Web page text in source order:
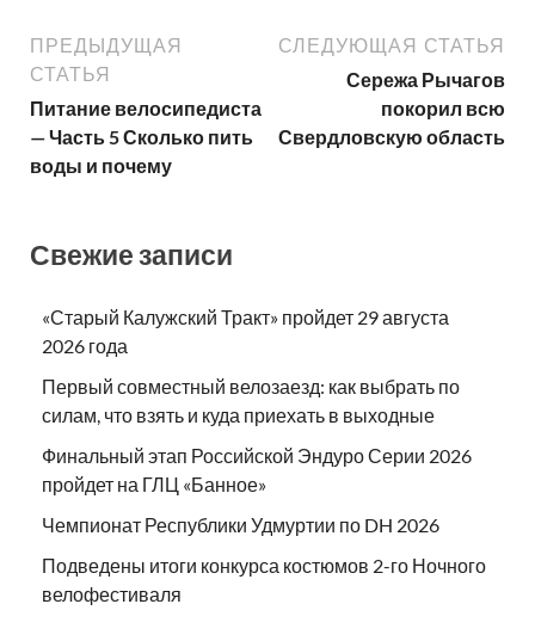
ПРЕДЫДУЩАЯ
СТАТЬЯ
Питание велосипедиста
— Часть 5 Сколько пить
воды и почему
СЛЕДУЮЩАЯ СТАТЬЯ
Сережа Рычагов
покорил всю
Свердловскую область
Свежие записи
«Старый Калужский Тракт» пройдет 29 августа
2026 года
Первый совместный велозаезд: как выбрать по
силам, что взять и куда приехать в выходные
Финальный этап Российской Эндуро Серии 2026
пройдет на ГЛЦ «Банное»
Чемпионат Республики Удмуртии по DH 2026
Подведены итоги конкурса костюмов 2-го Ночного
велофестиваля